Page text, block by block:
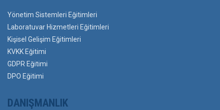
Yönetim Sistemleri Eğitimleri
Laboratuvar Hizmetleri Eğitimleri
Kişisel Gelişim Eğitimleri
KVKK Eğitimi
GDPR Eğitimi
DPO Eğitimi
DANIŞMANLIK